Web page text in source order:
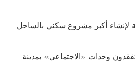
لإنشاء أكبر مشروع سكني بالساحل
وحدات «الاجتماعي» بمدينة